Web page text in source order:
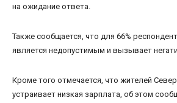
на ожидание ответа.
Также сообщается, что для 66%
является недопустимым и вызывает
Кроме того отмечается, что жителей
устраивает низкая зарплата, об этом